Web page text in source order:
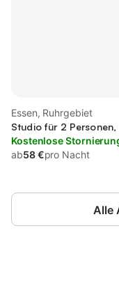
Essen, Ruhrgebiet
Studio für 2
Kostenlose
ab58 €pro Nacht
Alle